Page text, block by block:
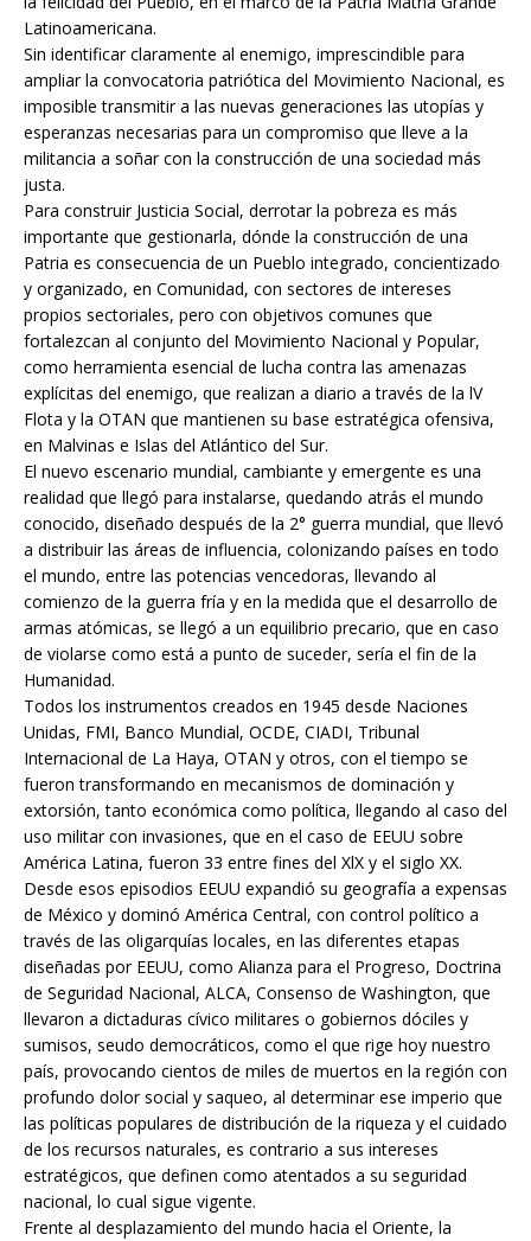
Latinoamericana.
Sin identificar claramente al enemigo, imprescindible para
ampliar la convocatoria patriótica del Movimiento Nacional, es
imposible transmitir a las nuevas generaciones las utopías y
esperanzas necesarias para un compromiso que lleve a la
militancia a soñar con la construcción de una sociedad más
justa.
Para construir Justicia Social, derrotar la pobreza es más
importante que gestionarla, dónde la construcción de una
Patria es consecuencia de un Pueblo integrado, concientizado
y organizado, en Comunidad, con sectores de intereses
propios sectoriales, pero con objetivos comunes que
fortalezcan al conjunto del Movimiento Nacional y Popular,
como herramienta esencial de lucha contra las amenazas
explícitas del enemigo, que realizan a diario a través de la lV
Flota y la OTAN que mantienen su base estratégica ofensiva,
en Malvinas e Islas del Atlántico del Sur.
El nuevo escenario mundial, cambiante y emergente es una
realidad que llegó para instalarse, quedando atrás el mundo
conocido, diseñado después de la 2° guerra mundial, que llevó
a distribuir las áreas de influencia, colonizando países en todo
el mundo, entre las potencias vencedoras, llevando al
comienzo de la guerra fría y en la medida que el desarrollo de
armas atómicas, se llegó a un equilibrio precario, que en caso
de violarse como está a punto de suceder, sería el fin de la
Humanidad.
Todos los instrumentos creados en 1945 desde Naciones
Unidas, FMI, Banco Mundial, OCDE, CIADI, Tribunal
Internacional de La Haya, OTAN y otros, con el tiempo se
fueron transformando en mecanismos de dominación y
extorsión, tanto económica como política, llegando al caso del
uso militar con invasiones, que en el caso de EEUU sobre
América Latina, fueron 33 entre fines del XlX y el siglo XX.
Desde esos episodios EEUU expandió su geografía a expensas
de México y dominó América Central, con control político a
través de las oligarquías locales, en las diferentes etapas
diseñadas por EEUU, como Alianza para el Progreso, Doctrina
de Seguridad Nacional, ALCA, Consenso de Washington, que
llevaron a dictaduras cívico militares o gobiernos dóciles y
sumisos, seudo democráticos, como el que rige hoy nuestro
país, provocando cientos de miles de muertos en la región con
profundo dolor social y saqueo, al determinar ese imperio que
las políticas populares de distribución de la riqueza y el cuidado
de los recursos naturales, es contrario a sus intereses
estratégicos, que definen como atentados a su seguridad
nacional, lo cual sigue vigente.
Frente al desplazamiento del mundo hacia el Oriente, la